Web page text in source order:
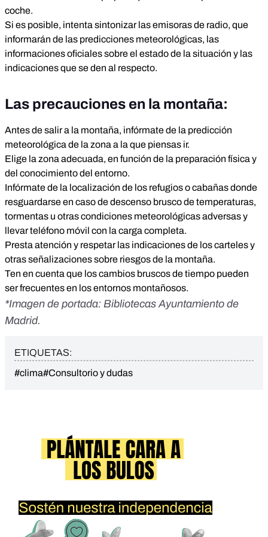
coche.
Si es posible, intenta sintonizar las emisoras de radio, que
informarán de las predicciones meteorológicas, las
informaciones oficiales sobre el estado de la situación y las
indicaciones que se den al respecto.
Las precauciones en la montaña:
Antes de salir a la montaña, infórmate de la predicción
meteorológica de la zona a la que piensas ir.
Elige la zona adecuada, en función de la preparación física y
del conocimiento del entorno.
Infórmate de la localización de los refugios o cabañas donde
resguardarse en caso de descenso brusco de temperaturas,
tormentas u otras condiciones meteorológicas adversas y
llevar teléfono móvil con la carga completa.
Presta atención y respetar las indicaciones de los carteles y
otras señalizaciones sobre riesgos de la montaña.
Ten en cuenta que los cambios bruscos de tiempo pueden
ser frecuentes en los entornos montañosos.
*Imagen de portada: Bibliotecas Ayuntamiento de
Madrid.
ETIQUETAS:
#clima#Consultorio y dudas